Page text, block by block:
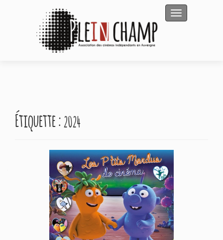
Afficher/
Étiquette :2024